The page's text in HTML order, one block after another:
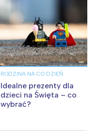
RODZINA NA CO DZIEŃ
Idealne prezenty dla
dzieci na Święta – co
wybrać?